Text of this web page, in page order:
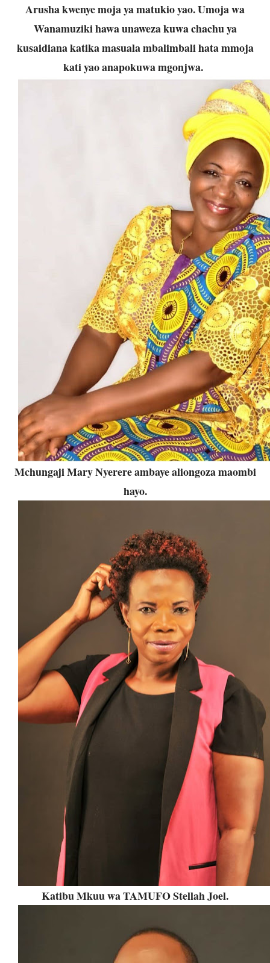
Arusha kwenye moja ya matukio yao. Umoja wa
Wanamuziki hawa unaweza kuwa chachu ya
kusaidiana katika masuala mbalimbali hata mmoja
kati yao anapokuwa mgonjwa.
Mchungaji Mary Nyerere ambaye aliongoza maombi
hayo.
Katibu Mkuu wa TAMUFO Stellah Joel.